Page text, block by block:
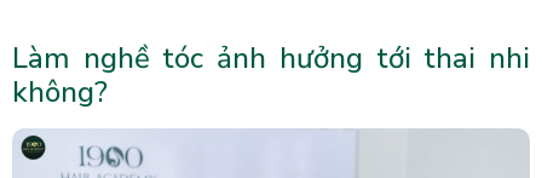
Làm nghề tóc ảnh hưởng tới thai nhi
không?